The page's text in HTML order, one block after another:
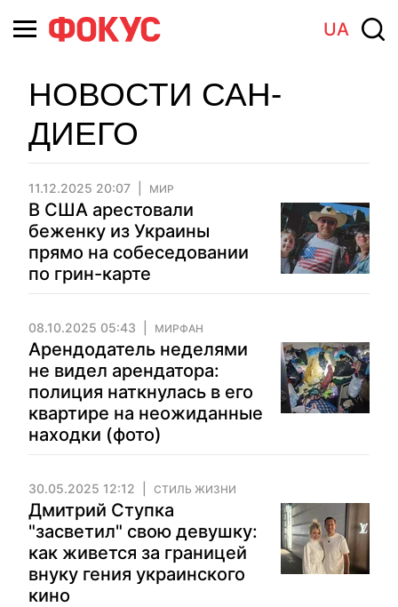
UA
НОВОСТИ САН-
ДИЕГО
11.12.2025 20:07 МИР
В США арестовали
беженку из Украины
прямо на собеседовании
по грин-карте
08.10.2025 05:43 МИРФАН
Арендодатель неделями
не видел арендатора:
полиция наткнулась в его
квартире на неожиданные
находки (фото)
30.05.2025 12:12 СТИЛЬ ЖИЗНИ
Дмитрий Ступка
"засветил" свою девушку:
как живется за границей
внуку гения украинского
кино